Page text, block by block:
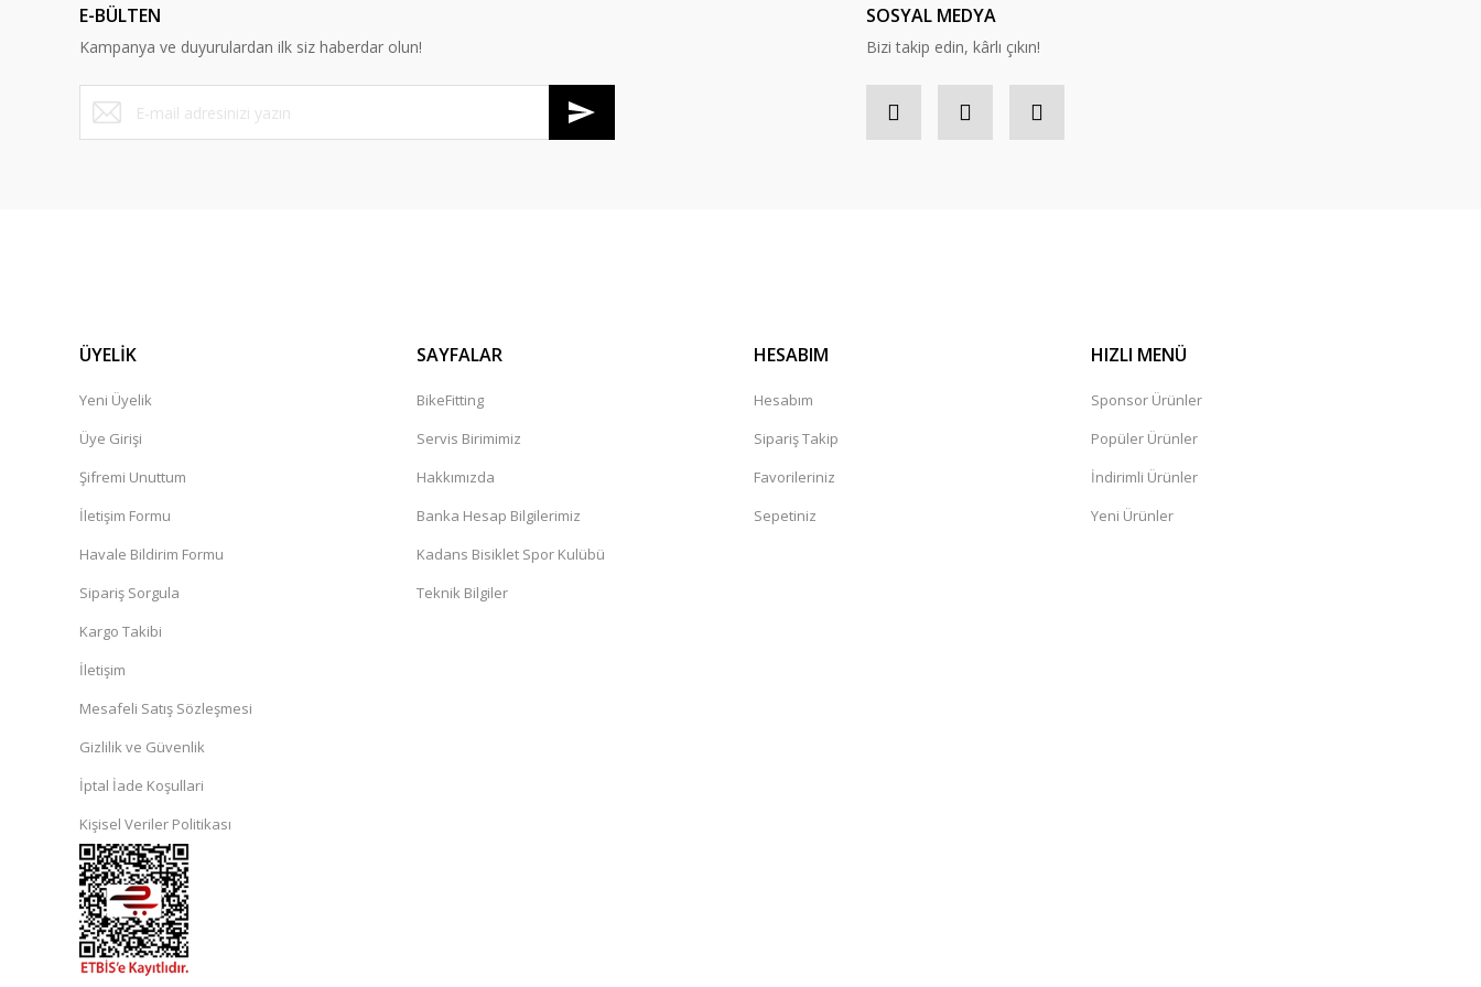
Ürün bilgilerinde hatalar bulunuyor.
Ürün fiyatı diğer sitelerden daha pahalı.
Bu ürüne benzer farklı alternatifler olmalı.
E-BÜLTEN
Kampanya ve duyurulardan ilk siz haberdar olun!
SOSYAL MEDYA
Bizi takip edin, kârlı çıkın!
ÜYELİK
Yeni Üyelik
Üye Girişi
Şifremi Unuttum
İletişim Formu
Havale Bildirim Formu
Sipariş Sorgula
Kargo Takibi
İletişim
Mesafeli Satış Sözleşmesi
Gizlilik ve Güvenlik
İptal İade Koşullari
Kişisel Veriler Politikası
SAYFALAR
BikeFitting
Servis Birimimiz
Hakkımızda
Banka Hesap Bilgilerimiz
Kadans Bisiklet Spor Kulübü
Teknik Bilgiler
HESABIM
Hesabım
Sipariş Takip
Favorileriniz
Sepetiniz
HIZLI MENÜ
Sponsor Ürünler
Popüler Ürünler
İndirimli Ürünler
Yeni Ürünler